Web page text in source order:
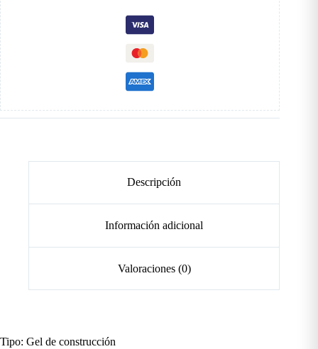
Descripción
Información adicional
Valoraciones (0)
Tipo: Gel de construcción